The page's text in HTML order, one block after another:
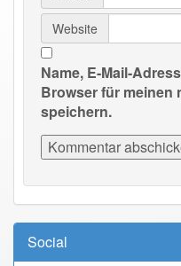
Website
Name, E-Mail-
Browser für meinen
speichern.
Social